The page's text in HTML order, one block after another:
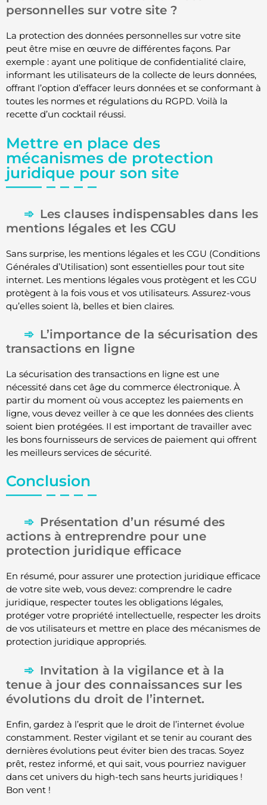
personnelles sur votre site ?
La protection des données personnelles sur votre site
peut être mise en œuvre de différentes façons. Par
exemple : ayant une politique de confidentialité claire,
informant les utilisateurs de la collecte de leurs données,
offrant l’option d’effacer leurs données et se conformant à
toutes les normes et régulations du RGPD. Voilà la
recette d’un cocktail réussi.
Mettre en place des
mécanismes de protection
juridique pour son site
Les clauses indispensables dans les
mentions légales et les CGU
Sans surprise, les mentions légales et les CGU (Conditions
Générales d’Utilisation) sont essentielles pour tout site
internet. Les mentions légales vous protègent et les CGU
protègent à la fois vous et vos utilisateurs. Assurez-vous
qu’elles soient là, belles et bien claires.
L’importance de la sécurisation des
transactions en ligne
La sécurisation des transactions en ligne est une
nécessité dans cet âge du commerce électronique. À
partir du moment où vous acceptez les paiements en
ligne, vous devez veiller à ce que les données des clients
soient bien protégées. Il est important de travailler avec
les bons fournisseurs de services de paiement qui offrent
les meilleurs services de sécurité.
Conclusion
Présentation d’un résumé des
actions à entreprendre pour une
protection juridique efficace
En résumé, pour assurer une protection juridique efficace
de votre site web, vous devez: comprendre le cadre
juridique, respecter toutes les obligations légales,
protéger votre propriété intellectuelle, respecter les droits
de vos utilisateurs et mettre en place des mécanismes de
protection juridique appropriés.
Invitation à la vigilance et à la
tenue à jour des connaissances sur les
évolutions du droit de l’internet.
Enfin, gardez à l’esprit que le droit de l’internet évolue
constamment. Rester vigilant et se tenir au courant des
dernières évolutions peut éviter bien des tracas. Soyez
prêt, restez informé, et qui sait, vous pourriez naviguer
dans cet univers du high-tech sans heurts juridiques !
Bon vent !